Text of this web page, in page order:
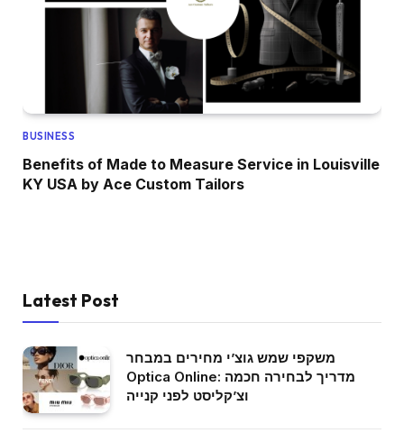
BUSINESS
Benefits of Made to Measure Service in Louisville
KY USA by Ace Custom Tailors
Latest Post
משקפי שמש גוצ’י מחירים במבחר
Optica Online: מדריך לבחירה חכמה
וצ’קליסט לפני קנייה